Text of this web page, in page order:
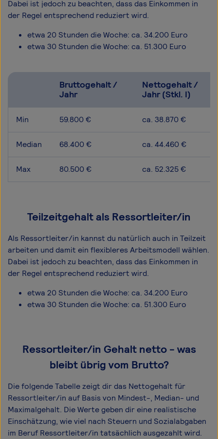
Dabei ist jedoch zu beachten, dass das Einkommen in
der Regel entsprechend reduziert wird.
etwa 20 Stunden die Woche: ca. 34.200 Euro
etwa 30 Stunden die Woche: ca. 51.300 Euro
Bruttogehalt /
Jahr
Nettogehalt /
Jahr (Stkl. I)
Min 59.800 € ca. 38.870 €
Median 68.400 € ca. 44.460 €
Max 80.500 € ca. 52.325 €
Teilzeitgehalt als Ressortleiter/in
Als Ressortleiter/in kannst du natürlich auch in Teilzeit
arbeiten und damit ein flexibleres Arbeitsmodell wählen.
Dabei ist jedoch zu beachten, dass das Einkommen in
der Regel entsprechend reduziert wird.
etwa 20 Stunden die Woche: ca. 34.200 Euro
etwa 30 Stunden die Woche: ca. 51.300 Euro
Ressortleiter/in Gehalt netto - was
bleibt übrig vom Brutto?
Die folgende Tabelle zeigt dir das Netto­gehalt für
Ressortleiter/in auf Basis von Mindest-, Median- und
Maximal­gehalt. Die Werte geben dir eine realistische
Einschätzung, wie viel nach Steuern und Sozialabgaben
im Beruf Ressortleiter/in tatsächlich ausgezahlt wird.